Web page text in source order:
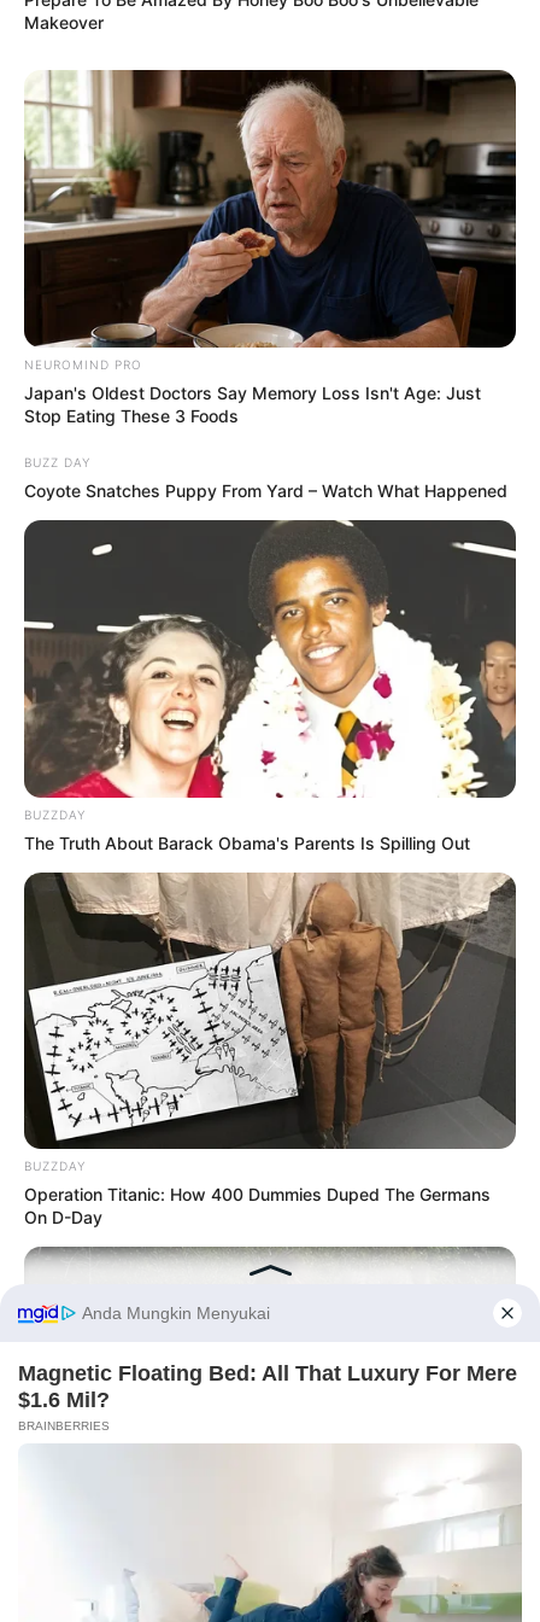
Langka Banget! 10 Pose Lucu
Katak yang Bikin Ketawa
Gemes
Ambyar! 10 Kalimat Baper
Pakai Bahasa Jawa Ini Bikin
Galau Abis
Fail! 10 Potret Makanan Gagal
Dimasak yang Bikin Kamu
Nggak Selera
10 Pose Manekin Anti
Mainstream yang Konyol
Banget
8 Kata Lucu Seputar Malam
Minggu ala Jomblo yang Bikin
10 Desain Kanopi Tempat
Tidur, Serasa Beristirahat di
Makeover
NEUROMIND PRO
Japan's Oldest Doctors Say Memory Loss Isn't Age: Just
Stop Eating These 3 Foods
BUZZ DAY
Coyote Snatches Puppy From Yard – Watch What Happened
BUZZDAY
The Truth About Barack Obama's Parents Is Spilling Out
BUZZDAY
Operation Titanic: How 400 Dummies Duped The Germans
On D-Day
This Is What A Bear Did To The Man Who Saved A Bear Cub
Before You Go